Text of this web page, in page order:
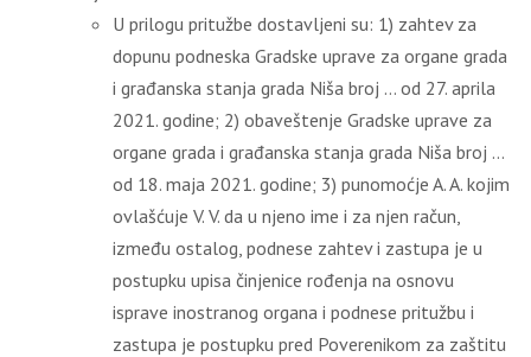
U prilogu pritužbe dostavljeni su: 1) zahtev za
dopunu podneska Gradske uprave za organe grada
i građanska stanja grada Niša broj … od 27. aprila
2021. godine; 2) obaveštenje Gradske uprave za
organe grada i građanska stanja grada Niša broj …
od 18. maja 2021. godine; 3) punomoćje A. A. kojim
ovlašćuje V. V. da u njeno ime i za njen račun,
između ostalog, podnese zahtev i zastupa je u
postupku upisa činjenice rođenja na osnovu
isprave inostranog organa i podnese pritužbu i
zastupa je postupku pred Poverenikom za zaštitu